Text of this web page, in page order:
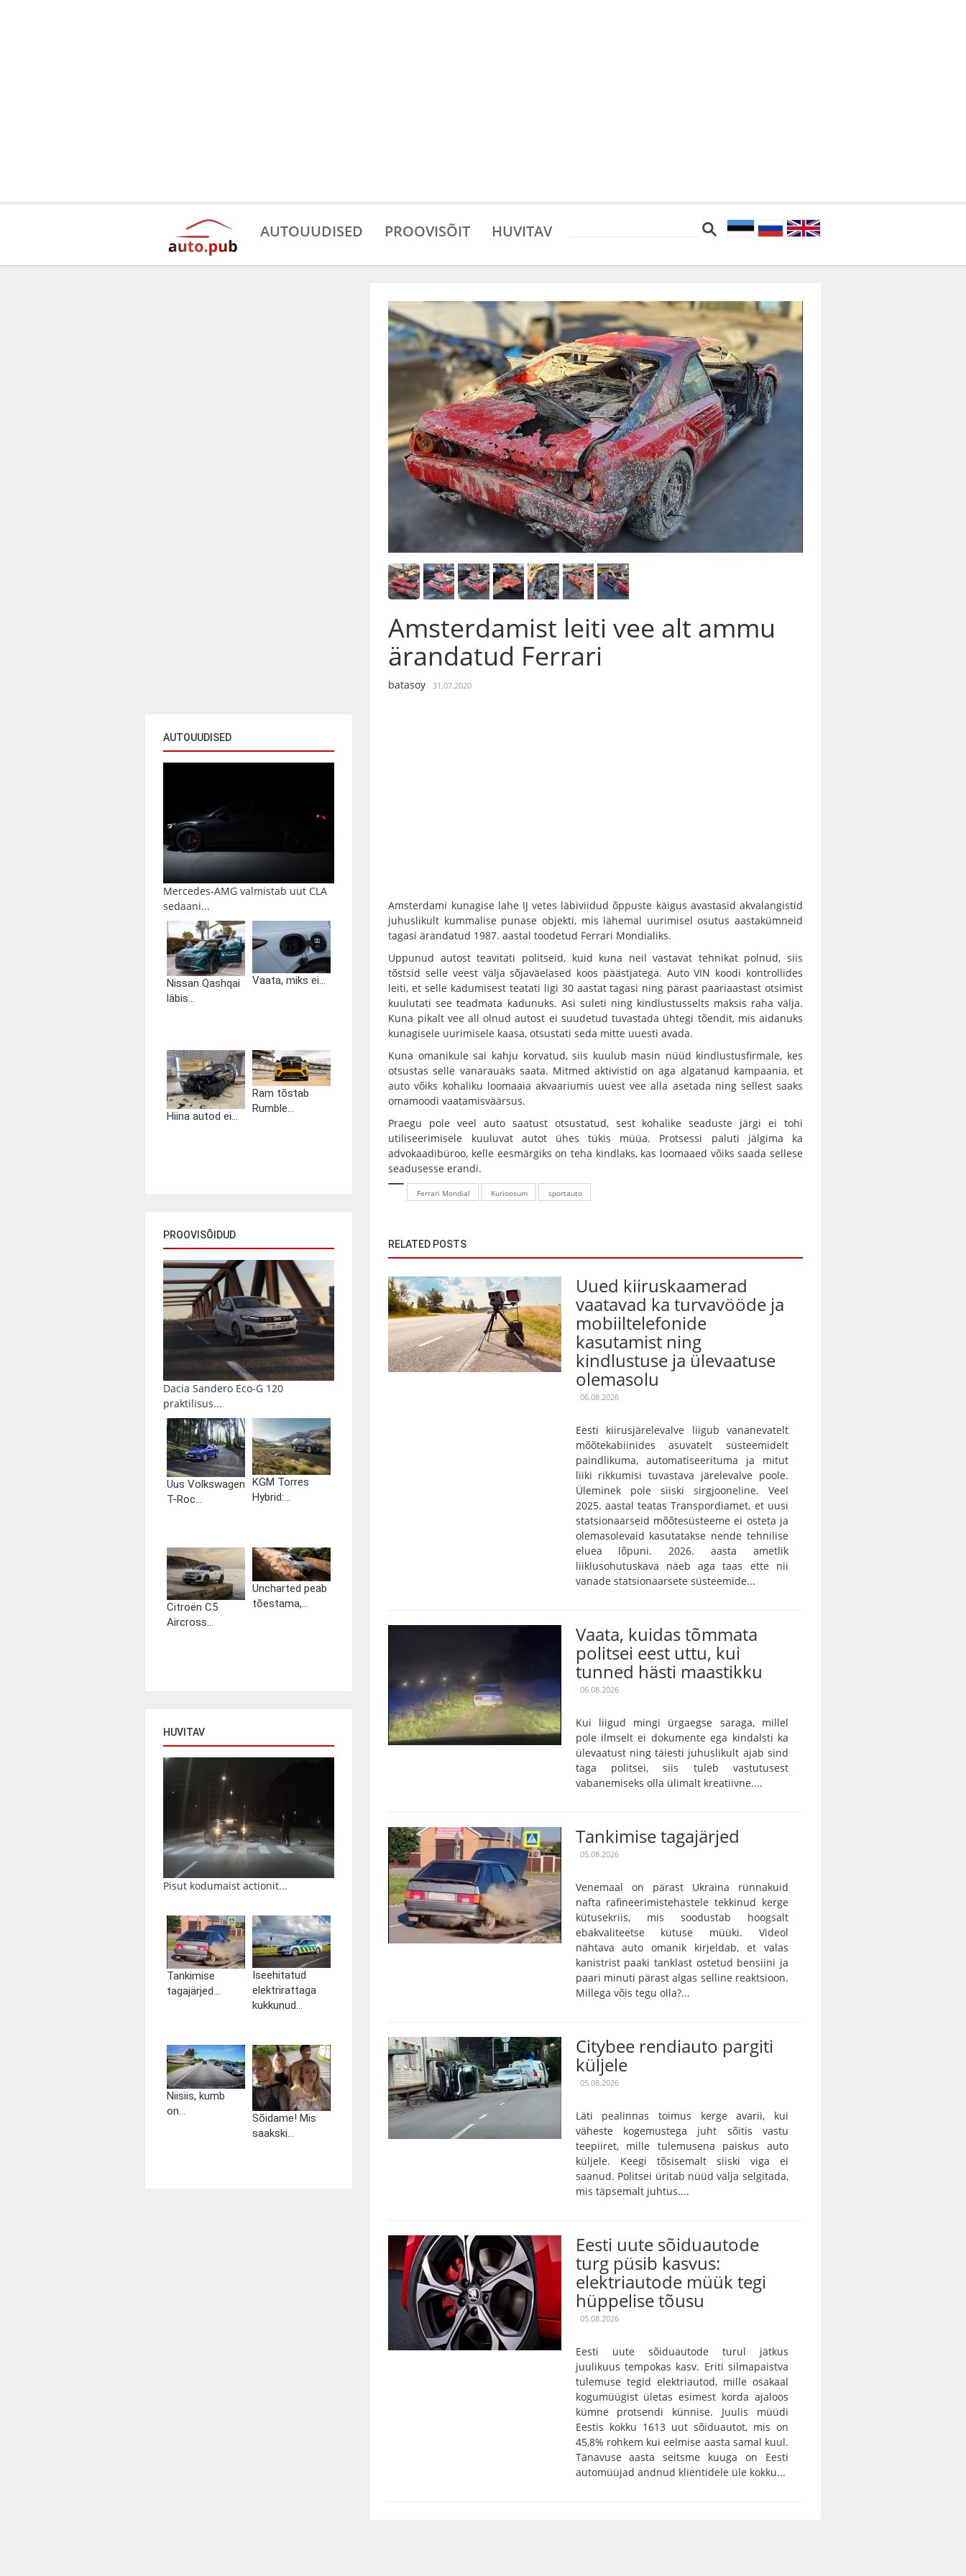
AUTOUUDISED PROOVISÕIT HUVITAV
AUTOUUDISED
Mercedes-AMG valmistab uut CLA
sedaani...
Nissan Qashqai
läbis...
Vaata, miks ei...
Hiina autod ei...
Ram tõstab
Rumble...
PROOVISÕIDUD
Dacia Sandero Eco-G 120
praktilisus...
Uus Volkswagen
T-Roc...
KGM Torres
Hybrid:...
Citroën C5
Aircross...
Uncharted peab
tõestama,...
HUVITAV
Pisut kodumaist actionit...
Tankimise
tagajärjed...
Iseehitatud
elektrirattaga
kukkunud...
Niisiis, kumb
on...
Sõidame! Mis
saakski...
Amsterdamist leiti vee alt ammu
ärandatud Ferrari
batasoy 31.07.2020
Amsterdami kunagise lahe IJ vetes läbiviidud õppuste käigus avastasid akvalangistid
juhuslikult kummalise punase objekti, mis lähemal uurimisel osutus aastakümneid
tagasi ärandatud 1987. aastal toodetud Ferrari Mondialiks.
Uppunud autost teavitati politseid, kuid kuna neil vastavat tehnikat polnud, siis
tõstsid selle veest välja sõjaväelased koos päästjatega. Auto VIN koodi kontrollides
leiti, et selle kadumisest teatati ligi 30 aastat tagasi ning pärast paariaastast otsimist
kuulutati see teadmata kadunuks. Asi suleti ning kindlustusselts maksis raha välja.
Kuna pikalt vee all olnud autost ei suudetud tuvastada ühtegi tõendit, mis aidanuks
kunagisele uurimisele kaasa, otsustati seda mitte uuesti avada.
Kuna omanikule sai kahju korvatud, siis kuulub masin nüüd kindlustusfirmale, kes
otsustas selle vanarauaks saata. Mitmed aktivistid on aga algatanud kampaania, et
auto võiks kohaliku loomaaia akvaariumis uuest vee alla asetada ning sellest saaks
omamoodi vaatamisväärsus.
Praegu pole veel auto saatust otsustatud, sest kohalike seaduste järgi ei tohi
utiliseerimisele kuuluvat autot ühes tükis müüa. Protsessi paluti jälgima ka
advokaadibüroo, kelle eesmärgiks on teha kindlaks, kas loomaaed võiks saada sellese
seadusesse erandi.
Ferrari Mondial Kurioosum sportauto
RELATED POSTS
Uued kiiruskaamerad
vaatavad ka turvavööde ja
mobiiltelefonide
kasutamist ning
kindlustuse ja ülevaatuse
olemasolu
06.08.2026
Eesti kiirusjärelevalve liigub vananevatelt
mõõtekabiinides asuvatelt süsteemidelt
paindlikuma, automatiseerituma ja mitut
liiki rikkumisi tuvastava järelevalve poole.
Üleminek pole siiski sirgjooneline. Veel
2025. aastal teatas Transpordiamet, et uusi
statsionaarseid mõõtesüsteeme ei osteta ja
olemasolevaid kasutatakse nende tehnilise
eluea lõpuni. 2026. aasta ametlik
liiklusohutuskava näeb aga taas ette nii
vanade statsionaarsete süsteemide...
Vaata, kuidas tõmmata
politsei eest uttu, kui
tunned hästi maastikku
06.08.2026
Kui liigud mingi ürgaegse saraga, millel
pole ilmselt ei dokumente ega kindalsti ka
ülevaatust ning täiesti juhuslikult ajab sind
taga politsei, siis tuleb vastutusest
vabanemiseks olla ülimalt kreatiivne....
Tankimise tagajärjed
05.08.2026
Venemaal on pärast Ukraina rünnakuid
nafta rafineerimistehastele tekkinud kerge
kütusekriis, mis soodustab hoogsalt
ebakvaliteetse kütuse müüki. Videol
nähtava auto omanik kirjeldab, et valas
kanistrist paaki tanklast ostetud bensiini ja
paari minuti pärast algas selline reaktsioon.
Millega võis tegu olla?...
Citybee rendiauto pargiti
küljele
05.08.2026
Läti pealinnas toimus kerge avarii, kui
väheste kogemustega juht sõitis vastu
teepiiret, mille tulemusena paiskus auto
küljele. Keegi tõsisemalt siiski viga ei
saanud. Politsei üritab nüüd välja selgitada,
mis täpsemalt juhtus....
Eesti uute sõiduautode
turg püsib kasvus:
elektriautode müük tegi
hüppelise tõusu
05.08.2026
Eesti uute sõiduautode turul jätkus
juulikuus tempokas kasv. Eriti silmapaistva
tulemuse tegid elektriautod, mille osakaal
kogumüügist ületas esimest korda ajaloos
kümne protsendi künnise. Juulis müüdi
Eestis kokku 1613 uut sõiduautot, mis on
45,8% rohkem kui eelmise aasta samal kuul.
Tänavuse aasta seitsme kuuga on Eesti
automüüjad andnud klientidele üle kokku...